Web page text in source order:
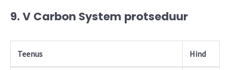
9. V Carbon System protseduur
Teenus Hind